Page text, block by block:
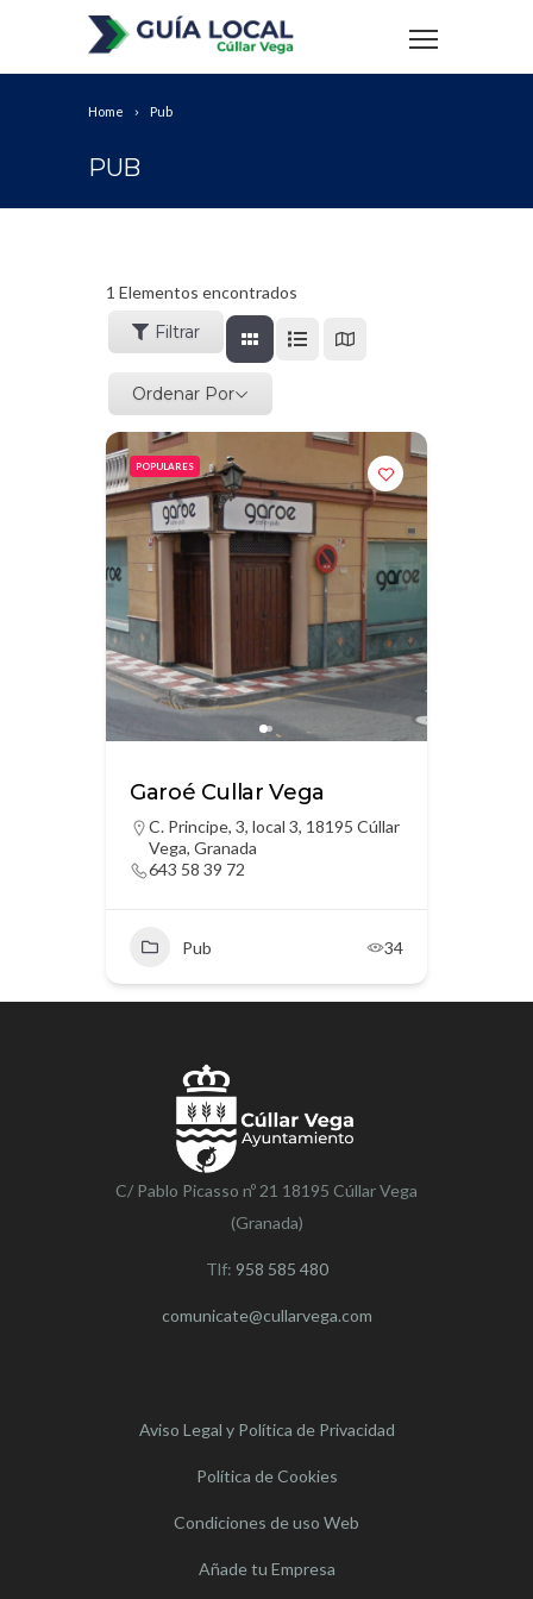
Home Pub
PUB
1 Elementos encontrados
Filtrar
Ordenar Por
POPULARES
Garoé Cullar Vega
C. Principe, 3, local 3, 18195 Cúllar
Vega, Granada
643 58 39 72
Pub 34
C/ Pablo Picasso nº 21 18195 Cúllar Vega
(Granada)
Tlf: 958 585 480
comunicate@cullarvega.com
Aviso Legal y Política de Privacidad
Política de Cookies
Condiciones de uso Web
Añade tu Empresa